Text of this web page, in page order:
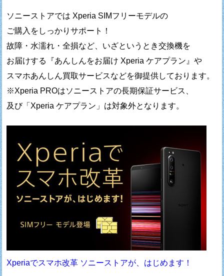
ソニーストアでは Xperia SIMフリーモデルの
ご購入をしっかりサポート！
故障・水濡れ・全損など、いざというとき交換機を
お届けする『あんしんをお届け Xperia ケアプラン』や
スマホあんしん買取サービスなどを御提供しております。
※Xperia PROはソニーストアの長期保証サービス、
及び「Xperia ケアプラン」は対象外となります。
Xperiaでスマホ改革 ソニーストアが、はじめます！